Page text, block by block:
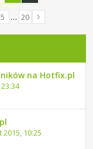
5 … 20
na Hotfix.pl
2015, 10:25